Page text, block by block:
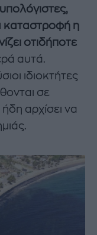
καταστροφή η
οτιδήποτε
αυτά.
ιδιοκτήτες
σε
αρχίσει να